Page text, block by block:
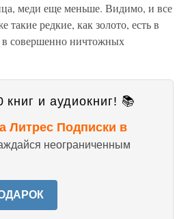
меди еще меньше. Видимо, и все
такие редкие, как золото, есть в
совершенно ничтожных
и аудиокниг! 📚
Литрес Подписки в
неограниченным